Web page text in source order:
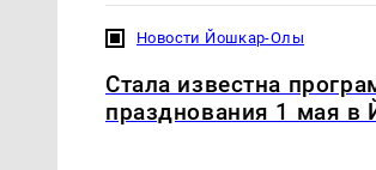
Новости Йошкар-Олы
Стала известна
празднования 1 мая в